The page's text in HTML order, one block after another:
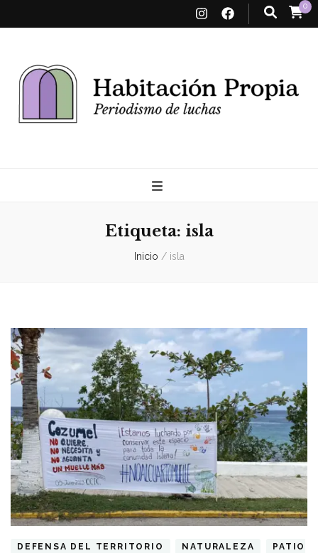
0
Propia
Etiqueta: isla
Inicio / isla
DEFENSA DEL TERRITORIO NATURALEZA
PATIO